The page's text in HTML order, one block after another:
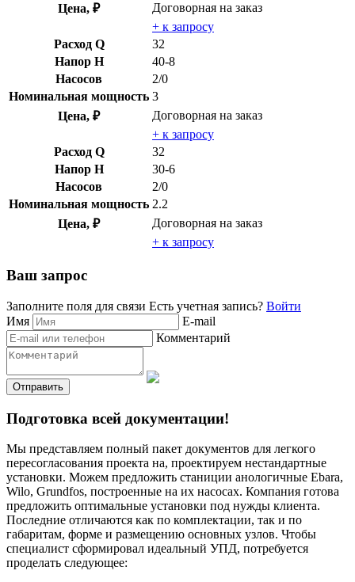
Цена, ₽
Договорная на заказ
+ к запросу
Расход Q
32
Напор H
40-8
Насосов
2/0
Номинальная мощность 3
Цена, ₽
Договорная на заказ
+ к запросу
Расход Q
32
Напор H
30-6
Насосов
2/0
Номинальная мощность 2.2
Цена, ₽
Договорная на заказ
+ к запросу
Ваш запрос
Заполните поля для связи Есть учетная запись? Войти
Имя
E-mail
Комментарий
Подготовка всей документации!
Мы представляем полный пакет документов для легкого
пересогласования проекта на, проектируем нестандартные
установки. Можем предложить станиции анологичные Ebara,
Wilo, Grundfos, построенные на их насосах. Компания готова
предложить оптимальные установки под нужды клиента.
Последние отличаются как по комплектации, так и по
габаритам, форме и размещению основных узлов. Чтобы
специалист сформировал идеальный УПД, потребуется
проделать следующее: